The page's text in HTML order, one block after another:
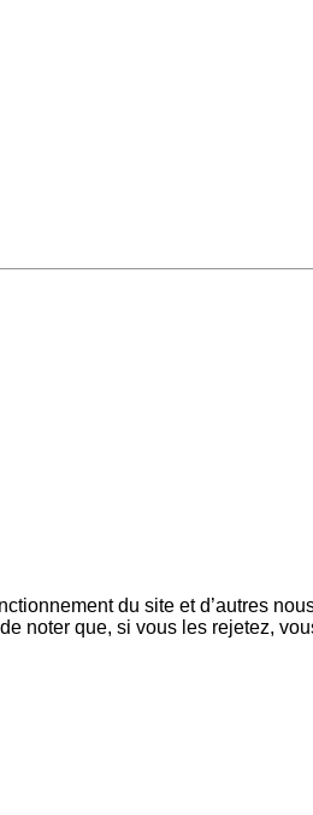
du site et d’autres
noter que, si vous les rejetez,